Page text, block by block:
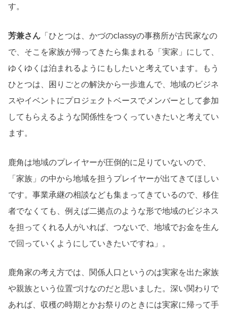
す。
芳兼さん 「ひとつは、かづのclassyの事務所が古民家なの
で、そこを家族が帰ってきたら集まれる「実家」にして、
ゆくゆくは泊まれるようにもしたいと考えています。もう
ひとつは、困りごとの解決から一歩進んで、地域のビジネ
スやイベントにプロジェクトベースでメンバーとして参加
してもらえるような関係性をつくっていきたいと考えてい
ます。
鹿角は地域のプレイヤーが圧倒的に足りていないので、
「家族」の中から地域を担うプレイヤーが出てきてほしい
です。事業承継の相談なども集まってきているので、移住
者でなくても、例えば二拠点のような形で地域のビジネス
を担ってくれる人がいれば、つないで、地域でお金を生ん
で回っていくようにしていきたいですね」。
鹿角家の考え方では、関係人口というのは実家を出た家族
や親族という位置づけなのだと思いました。深い関わりで
あれば、収穫の時期とかお祭りのときには実家に帰って手